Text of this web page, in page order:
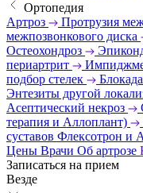
Ортопедия
Артроз
Протрузия
межпозвонкового диска
Остеохондроз
периартрит
подбор стелек
Энтезиты другой
Асептический некроз
терапия и Аллоплант)
суставов Флексотрон и
Цены Врачи Об артрозе
Записаться на прием
Везде